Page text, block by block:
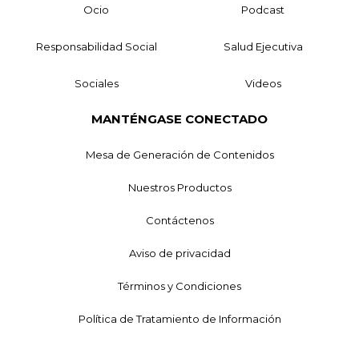
Ocio Podcast
Responsabilidad Social Salud Ejecutiva
Sociales Videos
MANTÉNGASE CONECTADO
Mesa de Generación de Contenidos
Nuestros Productos
Contáctenos
Aviso de privacidad
Términos y Condiciones
Política de Tratamiento de Información